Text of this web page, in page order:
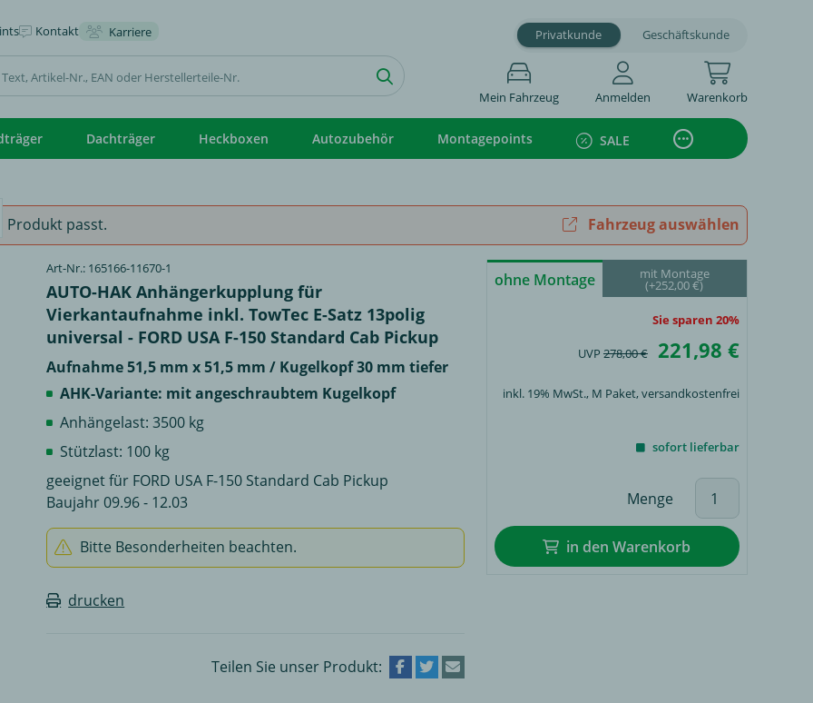
Kontakt Karriere Privatkunde Geschäftskunde
Mein Fahrzeug Anmelden Warenkorb
Dachträger Heckboxen Autozubehör Montagepoints SALE
Produkt passt. Fahrzeug auswählen
Art-Nr.: 165166-11670-1
AUTO-HAK Anhängerkupplung für
Vierkantaufnahme inkl. TowTec E-Satz 13polig
universal - FORD USA F-150 Standard Cab Pickup
Aufnahme 51,5 mm x 51,5 mm / Kugelkopf 30 mm tiefer
AHK-Variante: mit angeschraubtem Kugelkopf
Anhängelast: 3500 kg
Stützlast: 100 kg
geeignet für FORD USA F-150 Standard Cab Pickup
Baujahr 09.96 - 12.03
Bitte Besonderheiten beachten.
drucken
Teilen Sie unser Produkt:
ohne Montage mit Montage
(+252,00 €)
Sie sparen 20%
UVP 278,00 € 221,98 €
inkl. 19% MwSt., M Paket, versandkostenfrei
sofort lieferbar
Menge
in den Warenkorb